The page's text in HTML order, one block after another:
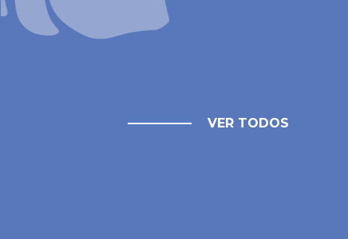
VER TODOS